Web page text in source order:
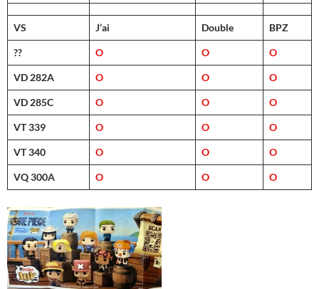
VS J’ai Double BPZ
?? O O O
VD 282A O O O
VD 285C O O O
VT 339 O O O
VT 340 O O O
VQ 300A O O O